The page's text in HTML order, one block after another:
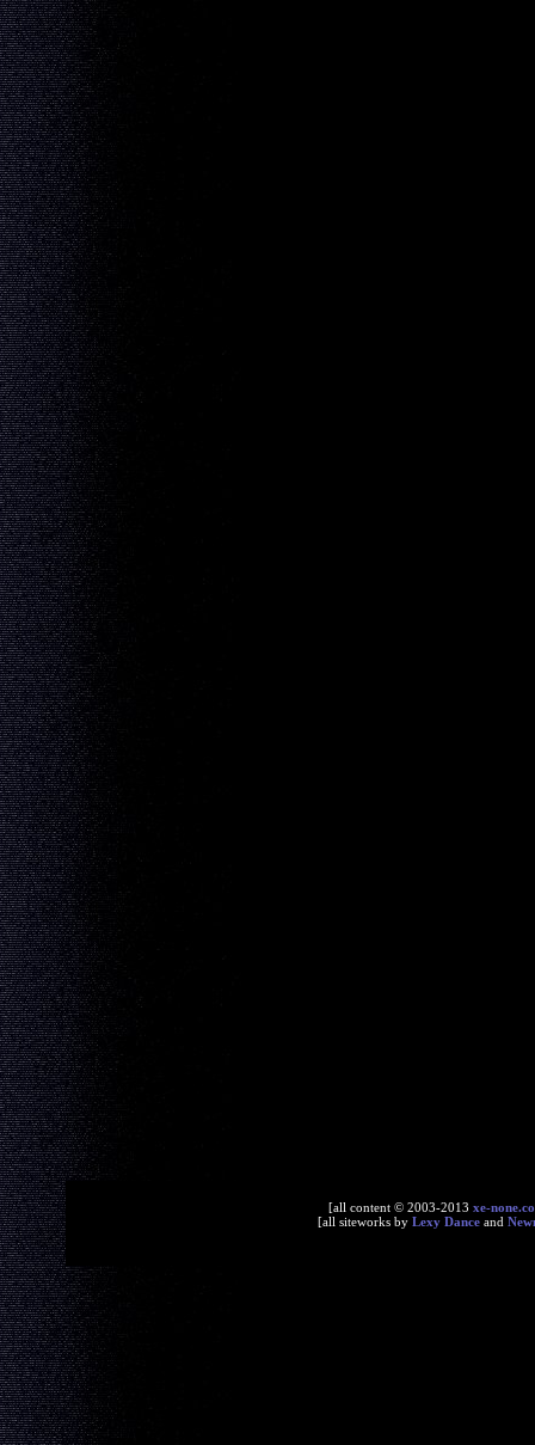
[all content © 2003-2013 xe-
[all siteworks by Lexy Danceand